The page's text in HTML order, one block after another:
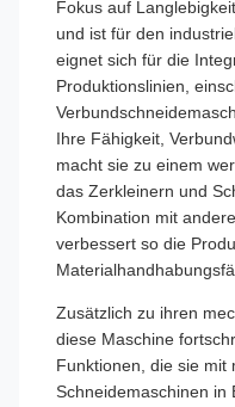
Fokus auf
und ist für den
eignet sich für die
Produktionslinien,
Ihre Fähigkeit,
macht sie zu einem
das Zerkleinern und
Kombination mit
verbessert so die
Zusätzlich zu ihren
diese Maschine
Funktionen, die sie mit
Schneidemaschinen in